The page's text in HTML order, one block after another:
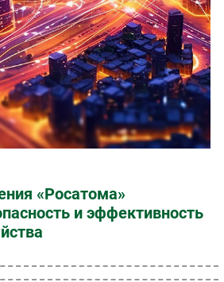
«Росатома»
и эффективность